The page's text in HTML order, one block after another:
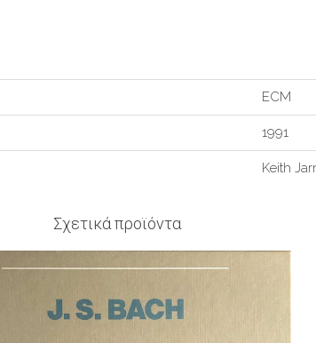
ECM
1991
Keith
Σχετικά προϊόντα